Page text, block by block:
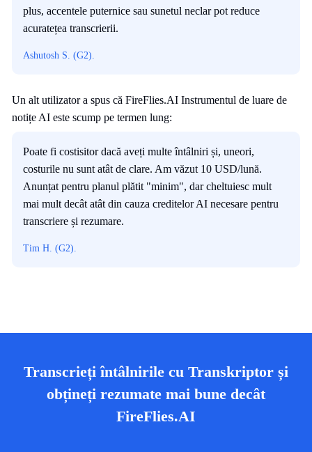
plus, accentele puternice sau sunetul neclar pot reduce
acuratețea transcrierii.
Ashutosh S. (G2).
Un alt utilizator a spus că FireFlies.AI Instrumentul de luare de
notițe AI este scump pe termen lung:
Poate fi costisitor dacă aveți multe întâlniri și, uneori,
costurile nu sunt atât de clare. Am văzut 10 USD/lună.
Anunțat pentru planul plătit "minim", dar cheltuiesc mult
mai mult decât atât din cauza creditelor AI necesare pentru
transcriere și rezumare.
Tim H. (G2).
Transcrieți întâlnirile cu Transkriptor și
obțineți rezumate mai bune decât
FireFlies.AI